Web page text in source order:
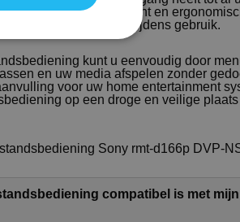
is lichtgewicht en
in de hand ligt tijdens gebruik.
kunt u eenvoudig door
en uw media afspelen zonder
voor uw home entertainment
op een droge en veilige
Sony rmt-d166p DVP-
compatibel is met mijn